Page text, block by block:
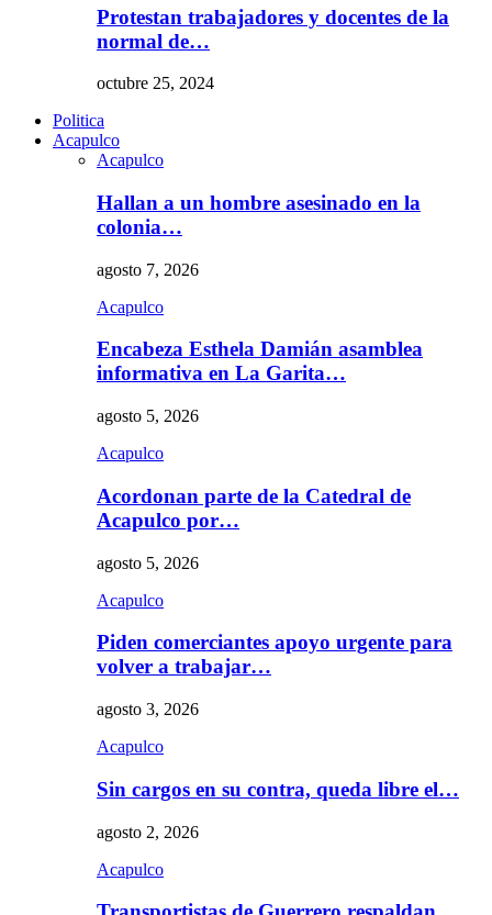
Protestan trabajadores y docentes de la
normal de…
octubre 25, 2024
Politica
Acapulco
Acapulco
Hallan a un hombre asesinado en la
colonia…
agosto 7, 2026
Acapulco
Encabeza Esthela Damián asamblea
informativa en La Garita…
agosto 5, 2026
Acapulco
Acordonan parte de la Catedral de
Acapulco por…
agosto 5, 2026
Acapulco
Piden comerciantes apoyo urgente para
volver a trabajar…
agosto 3, 2026
Acapulco
Sin cargos en su contra, queda libre el…
agosto 2, 2026
Acapulco